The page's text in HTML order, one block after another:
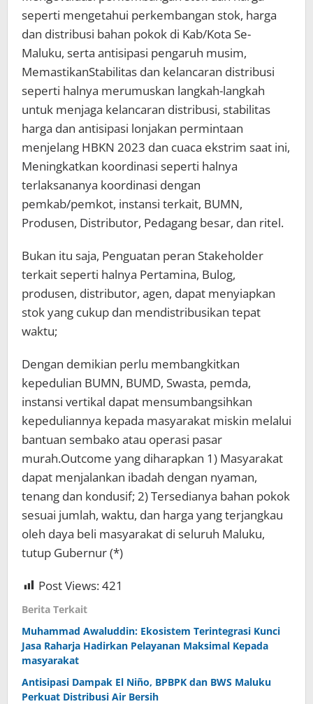
seperti mengetahui perkembangan stok, harga
dan distribusi bahan pokok di Kab/Kota Se-
Maluku, serta antisipasi pengaruh musim,
MemastikanStabilitas dan kelancaran distribusi
seperti halnya merumuskan langkah-langkah
untuk menjaga kelancaran distribusi, stabilitas
harga dan antisipasi lonjakan permintaan
menjelang HBKN 2023 dan cuaca ekstrim saat ini,
Meningkatkan koordinasi seperti halnya
terlaksananya koordinasi dengan
pemkab/pemkot, instansi terkait, BUMN,
Produsen, Distributor, Pedagang besar, dan ritel.
Bukan itu saja, Penguatan peran Stakeholder
terkait seperti halnya Pertamina, Bulog,
produsen, distributor, agen, dapat menyiapkan
stok yang cukup dan mendistribusikan tepat
waktu;
Dengan demikian perlu membangkitkan
kepedulian BUMN, BUMD, Swasta, pemda,
instansi vertikal dapat mensumbangsihkan
kepeduliannya kepada masyarakat miskin melalui
bantuan sembako atau operasi pasar
murah.Outcome yang diharapkan 1) Masyarakat
dapat menjalankan ibadah dengan nyaman,
tenang dan kondusif; 2) Tersedianya bahan pokok
sesuai jumlah, waktu, dan harga yang terjangkau
oleh daya beli masyarakat di seluruh Maluku,
tutup Gubernur (*)
Post Views:421
Berita Terkait
Muhammad Awaluddin: Ekosistem Terintegrasi Kunci
Jasa Raharja Hadirkan Pelayanan Maksimal Kepada
masyarakat
Antisipasi Dampak El Niño, BPBPK dan BWS Maluku
Perkuat Distribusi Air Bersih